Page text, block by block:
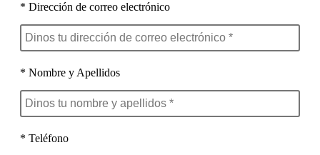
* Dirección de correo electrónico
* Nombre y Apellidos
* Teléfono